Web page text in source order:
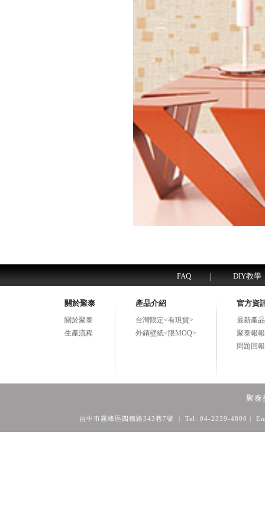
FAQ DIY教學
關於聚泰
關於聚泰
生產流程
產品介紹
台灣限定<有現貨>
外銷壁紙<限MOQ>
官方資
最新產
聚泰報報
問題回報
聚泰
台中市霧峰區四德路343巷7號 | Tel: 04-2339-4800 |